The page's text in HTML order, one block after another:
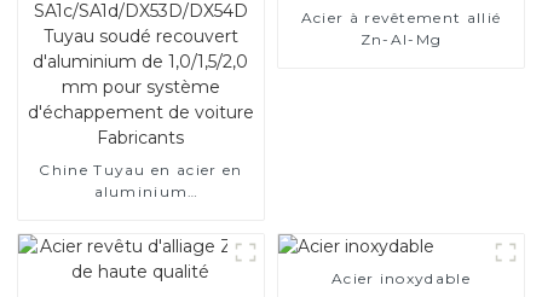
Chine Tuyau en acier en
aluminium
d'aluminium de 1,0/1,5/2,0
mm pour système
Acier à revêtement allié
Zn-Al-Mg
Acier inoxydable